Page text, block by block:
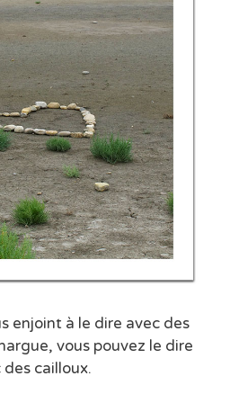
enjoint à le dire avec des
vous pouvez le dire
des cailloux.